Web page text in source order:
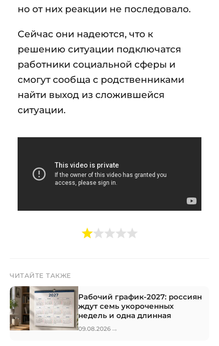
но от них реакции не последовало.
Сейчас они надеются, что к
решению ситуации подключатся
работники социальной сферы и
смогут сообща с родственниками
найти выход из сложившейся
ситуации.
ЧИТАЙТЕ ТАКЖЕ
Рабочий график-2027: россиян
ждут семь укороченных
недель и одна длинная
09.08.2026 →